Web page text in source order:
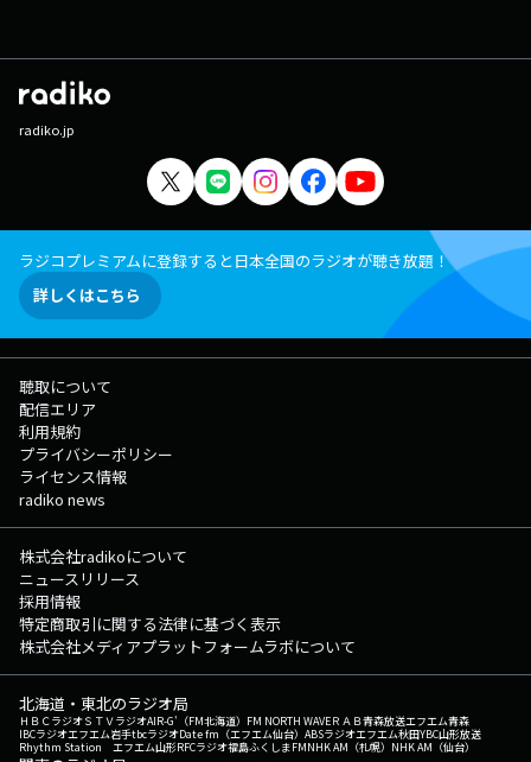
「ワンジャッジ」も実施中！ 7時台、8時台でも随所で紹介していきま
す。 ▽06:25〜 【 WEATHER 】 全国の最新のお天気をお伝えしま
す。 ▽06:30〜 【 HEADLINE NEWS & WEATHER 】 HEADLINE NEWS
と天気予報をお届けします。 ▽06:55〜 【 MY OLYMPIC 】 トップア
ての名選手から将来有望なオリンピック代表選手のタマゴまで選手を紹
介。 ▽07:00〜 【 MORNING HEADLINE 】 全国のお天気と最新の
ヤモンド・ライフ編集長の【 神庭亮介 】さんが解説します。
▽07:08〜 【 交通情報 】 --- ▽07:10〜 【 リポビタンD TREND NET
】 ネットニュースの内側にいるプロフェッショナルが話題のニュースを
解説。 本日はダイヤモンド・ライフ編集長の【 神庭亮介 】さん。 今
朝は、1カ月で2147件交付された「自転車青切符」について改めて考えま
す。 ▽07:19〜 【 KUMON 笑顔100点満点♪ 】 「子どもの頃、
KUMONやってました！」「今、子どもが通っています！」 …というパ
パやママのリアルな声をお届けします。 ▽07:20〜 【 ONE MORE
NEWS 】 ここ1ヶ月ほどのニュースの中から、 気になるものを“もう1
つ”ピックアップ！ 今回は、浸透する一方、トラブルも増加するスキマ
バイトの課題に迫ります。 ▽07:29〜 【 交通情報 】 ---
▽07:33〜 【 TODAY'S WEATHER GUIDE 】 東京、大阪の今日のお天気を
お伝えします。 ▽07:35〜 【 HEADLINE NEWS 】 最新ニュースをお
届けします。 ▽07:40〜 【 NOEVIR Song of Life 】 数々の名曲・偉大
なアーティストを一週間テーマに沿って紹介します。 ▽07:50〜 【 交
通情報 】 --- ▽07:52〜 【 羽田フライトインフォメーション 】 --
- ▽08:01〜 【 イエローハット TODAY'S KEY NUMBER 】 毎日、数字
から世の中の動向を紐解いていきます。 今日のピックアップする数字
は？ さらに最新の天気、ニュースもお届けします。 ▽08:09〜 【 今
にまつわる、さまざまなトピックをご紹介します。 ▽08:20〜 【 交通
情報 】 --- ▽08:30〜 【 HEADLINE NEWS 】 最新ニュースをお伝え
radiko.jp
ラジコプレミアムに登録すると日本全国のラジオが聴き放題！
詳しくはこちら
聴取について
配信エリア
利用規約
プライバシーポリシー
ライセンス情報
radiko news
株式会社radikoについて
ニュースリリース
採用情報
特定商取引に関する法律に基づく表示
株式会社メディアプラットフォームラボについて
北海道・東北のラジオ局
ＨＢＣラジオＳＴＶラジオAIR-G'（FM北海道） FM NORTH WAVEＲＡＢ青森放送エフエム青森
IBCラジオエフエム岩手tbcラジオDate fm（エフエム仙台） ABSラジオエフエム秋田YBC山形放送
Rhythm Station エフエム山形RFCラジオ福島ふくしまFMNHK AM（札幌） NHK AM（仙台）